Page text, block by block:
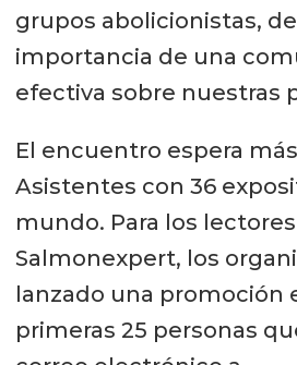
grupos abolicionistas,
importancia de una
efectiva sobre nuestras
El encuentro espera
Asistentes con 36
mundo. Para los
Salmonexpert, los
lanzado una promoción
primeras 25 personas